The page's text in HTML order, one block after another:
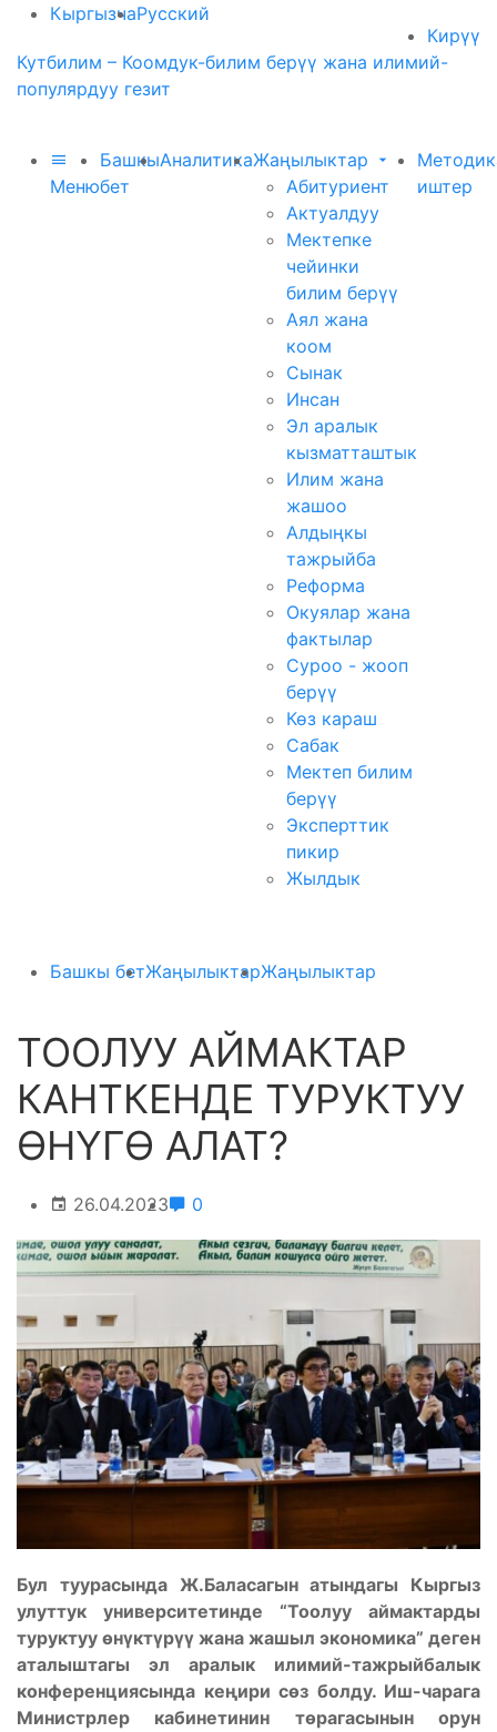
КыргызчаРусский
Кирүү
Кутбилим – Коомдук-билим берүү жана илимий-
популярдуу гезит
Меню
Башкы
бет
АналитикаЖаңылыктар
Абитуриент
Актуалдуу
Мектепке
чейинки
билим берүү
Аял жана
коом
Сынак
Инсан
Эл аралык
кызматташтык
Илим жана
жашоо
Алдыңкы
тажрыйба
Реформа
Окуялар жана
фактылар
Суроо - жооп
берүү
Көз караш
Сабак
Мектеп билим
берүү
Эксперттик
пикир
Жылдык
иштер
Башкы бетЖаңылыктарЖаңылыктар
ТООЛУУ АЙМАКТАР
КАНТКЕНДЕ ТУРУКТУУ
ӨНҮГӨ АЛАТ?
26.04.2023 0
Бул туурасында Ж.Баласагын атындагы Кыргыз
улуттук университетинде “Тоолуу аймактарды
туруктуу өнүктүрүү жана жашыл экономика” деген
аталыштагы эл аралык илимий-тажрыйбалык
конференциясында кеңири сөз болду. Иш-чарага
Министрлер кабинетинин төрагасынын орун